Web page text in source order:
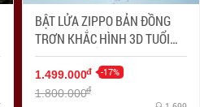
BẬT LỬA ZIPPO BẢN ĐỒNG
TRƠN KHẮC HÌNH 3D TUỔI
LỢN SIÊU SẮC NÉT
1.499.000đ -17%
1.800.000đ